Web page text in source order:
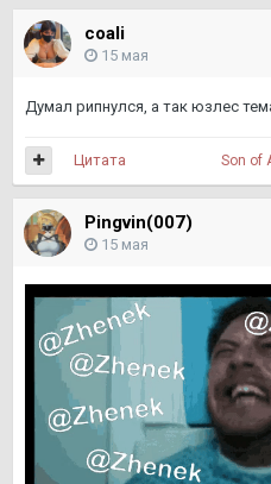
coali
15 мая
Думал рипнулся, а так юзлес
Son of
Цитата
Pingvin(007)
15 мая